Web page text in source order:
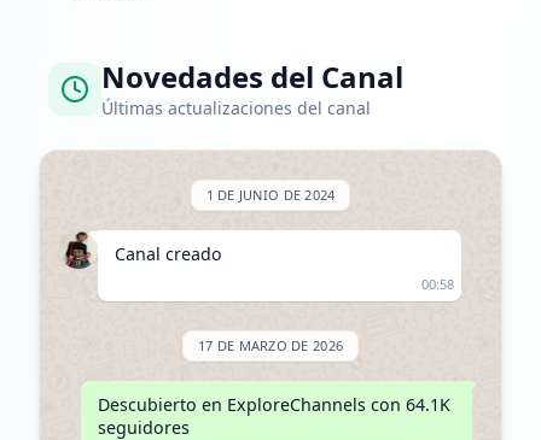
Novedades del Canal
Últimas actualizaciones del canal
1 DE JUNIO DE 2024
Canal creado
00:58
17 DE MARZO DE 2026
Descubierto en ExploreChannels con 64.1K
seguidores